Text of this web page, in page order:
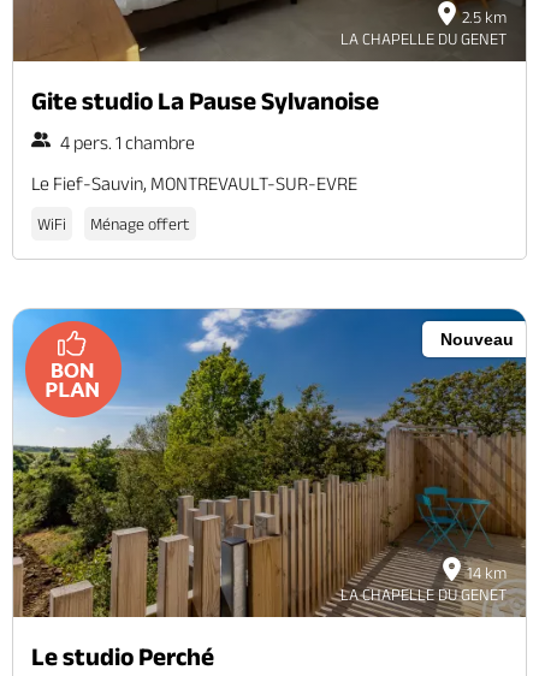
2.5 km
LA CHAPELLE DU GENET
Gite studio La Pause Sylvanoise
4 pers. 1 chambre
Le Fief-Sauvin, MONTREVAULT-SUR-EVRE
WiFi Ménage offert
14 km
LA CHAPELLE DU GENET
Nouveau
Le studio Perché